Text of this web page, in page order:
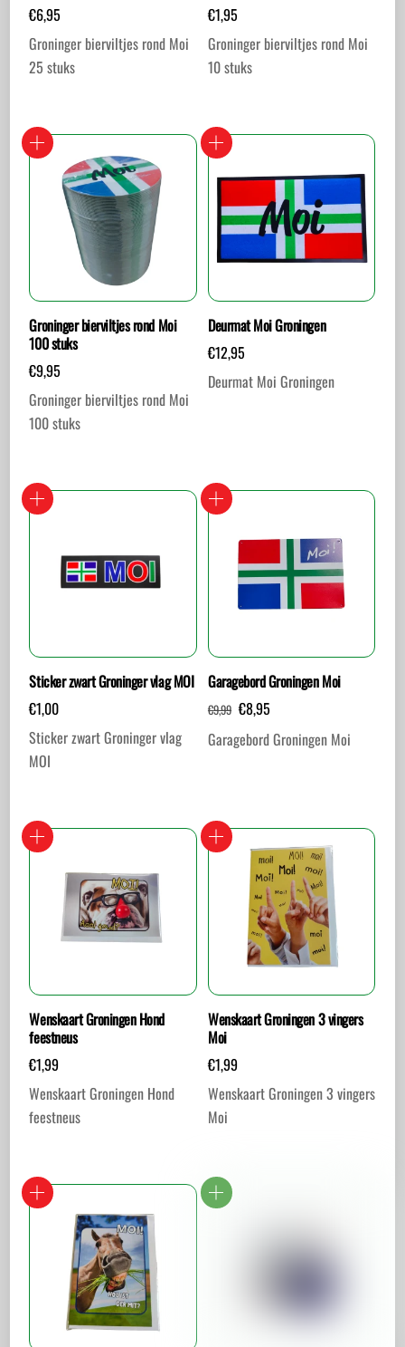
€6,95
Groninger bierviltjes rond Moi
25 stuks
€1,95
Groninger bierviltjes rond Moi
10 stuks
Groninger bierviltjes rond Moi
100 stuks
€9,95
Groninger bierviltjes rond Moi
100 stuks
Deurmat Moi Groningen
€12,95
Deurmat Moi Groningen
Sticker zwart Groninger vlag MOI
€1,00
Sticker zwart Groninger vlag
MOI
Garagebord Groningen Moi
€9,99 Oorspronkelijke
prijs
was:
€8,95Huidige
prijs
Garagebord Groningen Moi
Wenskaart Groningen Hond
feestneus
€1,99
Wenskaart Groningen Hond
feestneus
Wenskaart Groningen 3 vingers
Moi
€1,99
Wenskaart Groningen 3 vingers
Moi